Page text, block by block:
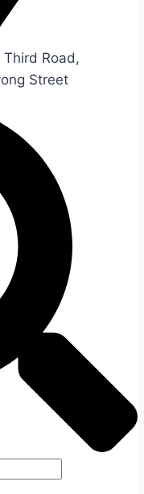
Road,
Street